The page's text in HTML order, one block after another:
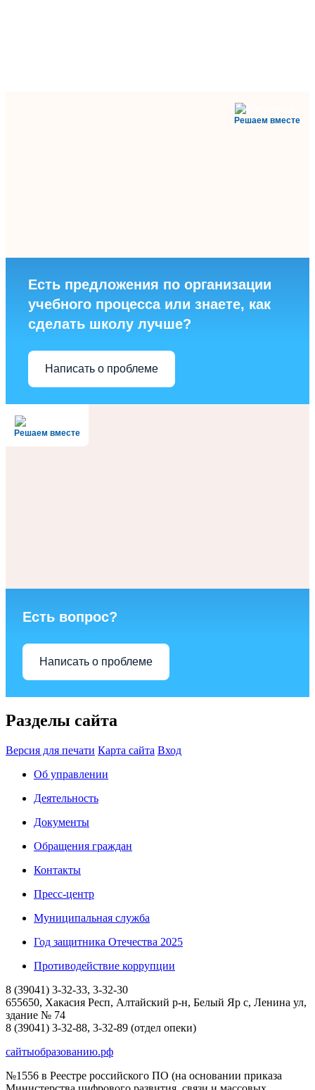
Решаем вместе
Есть предложения по организации
учебного процесса или знаете, как
сделать школу лучше?
Написать о проблеме
Решаем вместе
Есть вопрос?
Написать о проблеме
Разделы сайта
Версия для печати Карта сайта Вход
Об управлении
Деятельность
Документы
Обращения граждан
Контакты
Пресс-центр
Муниципальная служба
Год защитника Отечества 2025
Противодействие коррупции
8 (39041) 3-32-33, 3-32-30
655650, Хакасия Респ, Алтайский р-н, Белый Яр с, Ленина ул,
здание № 74
8 (39041) 3-32-88, 3-32-89 (отдел опеки)
сайтыобразованию.рф
№1556 в Реестре российского ПО (на основании приказа